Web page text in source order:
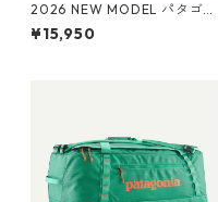
2026 NEW MODEL パタゴニ
ア レフュジオ・デイパック 2
6L Weathered Stone 47914
¥15,950